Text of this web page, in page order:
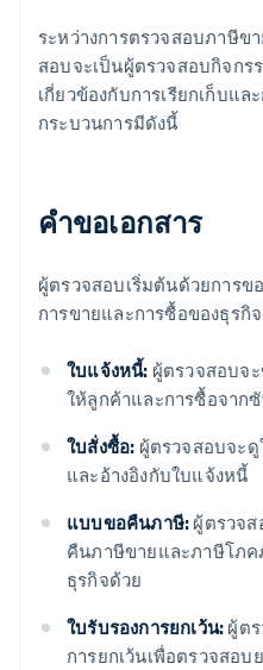
ระหว่างการตรวจสอบภาษี
สอบจะเป็นผู้ตรวจสอบกิจกร
เกี่ยวข้องกับการเรียกเก็บแล
กระบวนการมีดังนี้
คําขอเอกสาร
ผู้ตรวจสอบเริ่มต้นด้วยการข
การขายและการซื้อของธุรกิจ
ใบแจ้งหนี้: ผู้ตรวจสอบจ
ให้ลูกค้าและการซื้อจาก
ใบสั่งซื้อ: ผู้ตรวจสอบจะ
และอ้างอิงกับใบแจ้งหนี้
แบบขอคืนภาษี: ผู้ตรวจ
คืนภาษีขายและภาษีโภ
ธุรกิจด้วย
ใบรับรองการยกเว้น: ผู้ต
การยกเว้นเพื่อตรวจสอ